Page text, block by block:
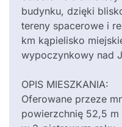
budynku, dzięki
tereny spacerowe i
km kąpielisko
wypoczynkowy nad
OPIS MIESZKANIA:
Oferowane przeze
powierzchnię 52,5 m